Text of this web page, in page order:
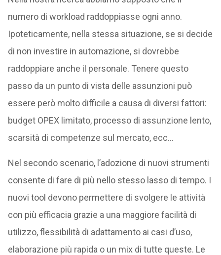
numero di workload raddoppiasse ogni anno.
Ipoteticamente, nella stessa situazione, se si decide
di non investire in automazione, si dovrebbe
raddoppiare anche il personale. Tenere questo
passo da un punto di vista delle assunzioni può
essere però molto difficile a causa di diversi fattori:
budget OPEX limitato, processo di assunzione lento,
scarsità di competenze sul mercato, ecc…
Nel secondo scenario, l’adozione di nuovi strumenti
consente di fare di più nello stesso lasso di tempo. I
nuovi tool devono permettere di svolgere le attività
con più efficacia grazie a una maggiore facilità di
utilizzo, flessibilità di adattamento ai casi d’uso,
elaborazione più rapida o un mix di tutte queste. Le